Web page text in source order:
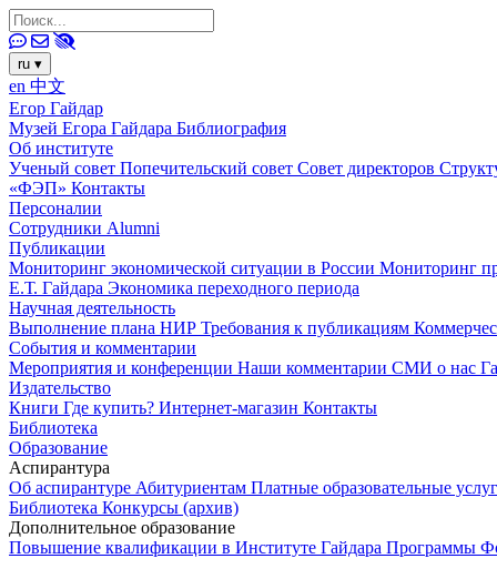
ru ▾
en 中文
Егор Гайдар
Музей Егора Гайдара Библиография
Об институте
Ученый совет Попечительский совет Совет директоров
«ФЭП» Контакты
Персоналии
Сотрудники Alumni
Публикации
Мониторинг экономической ситуации в России Мониторинг
Е.Т. Гайдара Экономика переходного периода
Научная деятельность
Выполнение плана НИР Требования к публикациям
События и комментарии
Мероприятия и конференции Наши комментарии СМИ о нас
Издательство
Книги Где купить? Интернет-магазин Контакты
Библиотека
Образование
Аспирантура
Об аспирантуре Абитуриентам Платные образовательные
Библиотека Конкурсы (архив)
Дополнительное образование
Повышение квалификации в Институте Гайдара Программы